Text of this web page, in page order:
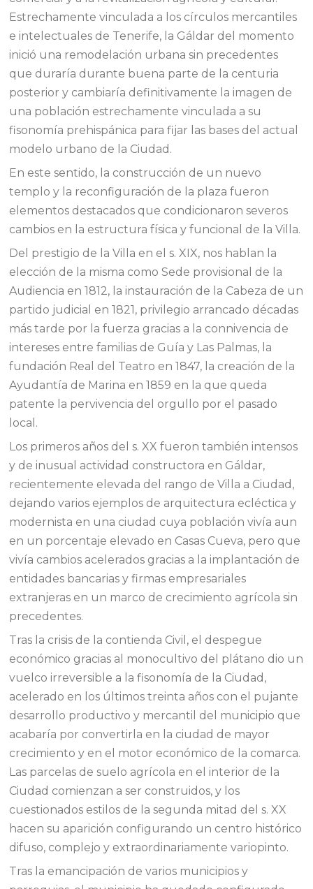
Estrechamente vinculada a los círculos mercantiles
e intelectuales de Tenerife, la Gáldar del momento
inició una remodelación urbana sin precedentes
que duraría durante buena parte de la centuria
posterior y cambiaría definitivamente la imagen de
una población estrechamente vinculada a su
fisonomía prehispánica para fijar las bases del actual
modelo urbano de la Ciudad.
En este sentido, la construcción de un nuevo
templo y la reconfiguración de la plaza fueron
elementos destacados que condicionaron severos
cambios en la estructura física y funcional de la Villa.
Del prestigio de la Villa en el s. XIX, nos hablan la
elección de la misma como Sede provisional de la
Audiencia en 1812, la instauración de la Cabeza de un
partido judicial en 1821, privilegio arrancado décadas
más tarde por la fuerza gracias a la connivencia de
intereses entre familias de Guía y Las Palmas, la
fundación Real del Teatro en 1847, la creación de la
Ayudantía de Marina en 1859 en la que queda
patente la pervivencia del orgullo por el pasado
local.
Los primeros años del s. XX fueron también intensos
y de inusual actividad constructora en Gáldar,
recientemente elevada del rango de Villa a Ciudad,
dejando varios ejemplos de arquitectura ecléctica y
modernista en una ciudad cuya población vivía aun
en un porcentaje elevado en Casas Cueva, pero que
vivía cambios acelerados gracias a la implantación de
entidades bancarias y firmas empresariales
extranjeras en un marco de crecimiento agrícola sin
precedentes.
Tras la crisis de la contienda Civil, el despegue
económico gracias al monocultivo del plátano dio un
vuelco irreversible a la fisonomía de la Ciudad,
acelerado en los últimos treinta años con el pujante
desarrollo productivo y mercantil del municipio que
acabaría por convertirla en la ciudad de mayor
crecimiento y en el motor económico de la comarca.
Las parcelas de suelo agrícola en el interior de la
Ciudad comienzan a ser construidos, y los
cuestionados estilos de la segunda mitad del s. XX
hacen su aparición configurando un centro histórico
difuso, complejo y extraordinariamente variopinto.
Tras la emancipación de varios municipios y